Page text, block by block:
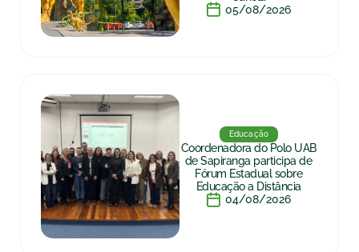
05/08/2026
Educação
Coordenadora do Polo UAB
de Sapiranga participa de
Fórum Estadual sobre
Educação a Distância
04/08/2026